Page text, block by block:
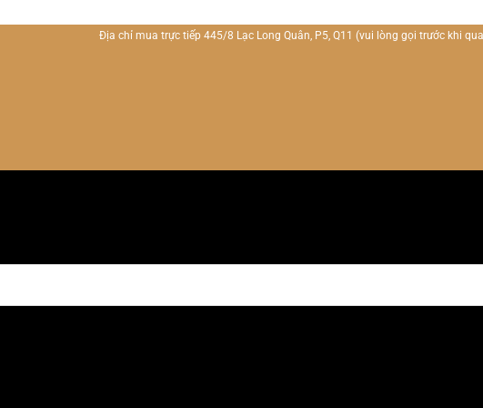
Địa chỉ mua trực tiếp 445/8 Lạc Long Quân, P5, Q11 (vui lòng gọi trước khi